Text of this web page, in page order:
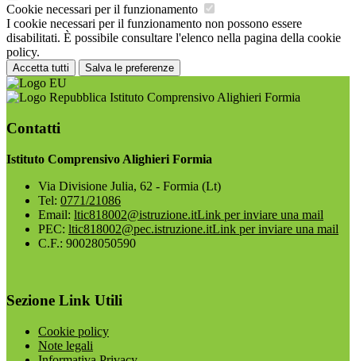
Cookie necessari per il funzionamento
I cookie necessari per il funzionamento non possono essere
disabilitati. È possibile consultare l'elenco nella pagina della cookie
policy.
Accetta tutti Salva le preferenze
Istituto Comprensivo Alighieri Formia
Contatti
Istituto Comprensivo Alighieri Formia
Via Divisione Julia, 62 - Formia (Lt)
Tel: 0771/21086
Email: ltic818002@istruzione.itLink per inviare una mail
PEC: ltic818002@pec.istruzione.itLink per inviare una mail
C.F.: 90028050590
Sezione Link Utili
Cookie policy
Note legali